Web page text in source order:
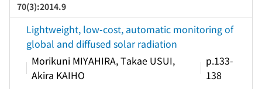
70(3):2014.9
Lightweight, low-cost, automatic monitoring of
global and diffused solar radiation
Morikuni MIYAHIRA, Takae USUI,
Akira KAIHO
p.133-
138